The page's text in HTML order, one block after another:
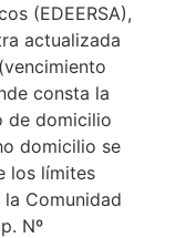
(EDEERSA),
actualizada
consta la
de domicilio
domicilio se
los límites
Comunidad
Nº